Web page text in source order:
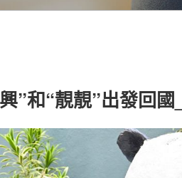
”和“靚靚”出發回